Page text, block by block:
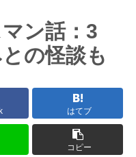
ン話：3
の怪談も
はてブ
コピー